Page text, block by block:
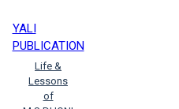
YALI
PUBLICATION
Life &
Lessons
of